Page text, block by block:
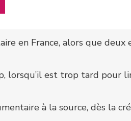
en France, alors que
lorsqu’il est trop tard pour
à la source, dès la